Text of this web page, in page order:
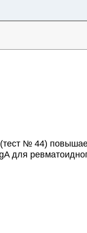
№ 44)
для